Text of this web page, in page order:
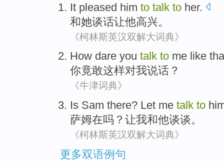
It pleased him to talk to her.
和她谈话让他高兴。
《柯林斯英汉双解大词典》
How dare you talk to me like
你竟敢这样对我说话 ？
《牛津词典》
Is Sam there? Let me talk to
萨姆在吗？ 让我和他谈谈。
《柯林斯英汉双解大词典》
更多双语例句